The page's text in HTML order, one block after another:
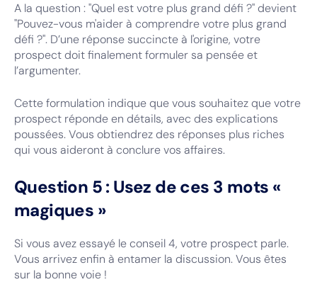
A la question : "Quel est votre plus grand défi ?" devient
"Pouvez-vous m'aider à comprendre votre plus grand
défi ?". D’une réponse succincte à l'origine, votre
prospect doit finalement formuler sa pensée et
l’argumenter.
Cette formulation indique que vous souhaitez que votre
prospect réponde en détails, avec des explications
poussées. Vous obtiendrez des réponses plus riches
qui vous aideront à conclure vos affaires.
Question 5 : Usez de ces 3 mots «
magiques »
Si vous avez essayé le conseil 4, votre prospect parle.
Vous arrivez enfin à entamer la discussion. Vous êtes
sur la bonne voie !